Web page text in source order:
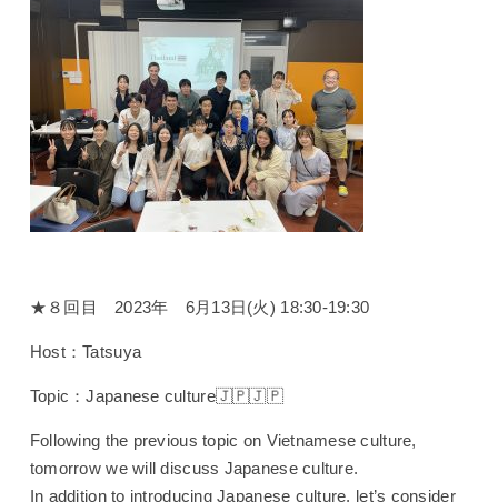
★８回目 2023年 6月13日(火) 18:30-19:30
Host：Tatsuya
Topic：Japanese culture🇯🇵🇯🇵
Following the previous topic on Vietnamese culture,
tomorrow we will discuss Japanese culture.
In addition to introducing Japanese culture, let’s consider